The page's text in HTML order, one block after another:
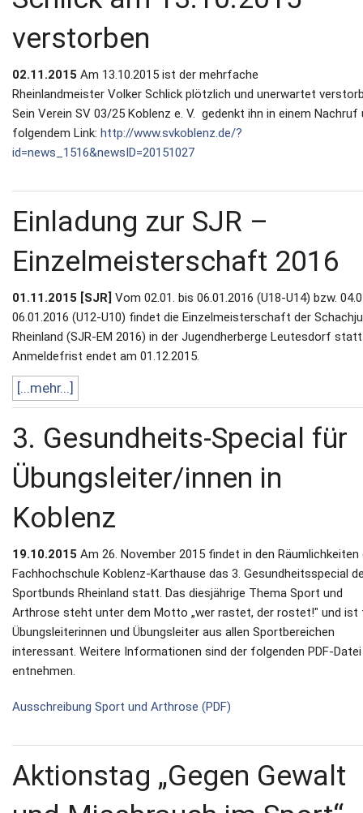
verstorben
02.11.2015 Am 13.10.2015 ist der mehrfache
Rheinlandmeister Volker Schlick plötzlich und unerwartet
Sein Verein SV 03/25 Koblenz e. V. gedenkt ihn in einem Nachruf
folgendem Link: http://www.svkoblenz.de/?
id=news_1516&newsID=20151027
Einladung zur SJR –
Einzelmeisterschaft 2016
01.11.2015 [SJR] Vom 02.01. bis 06.01.2016 (U18-U14) bzw.
06.01.2016 (U12-U10) findet die Einzelmeisterschaft der
Rheinland (SJR-EM 2016) in der Jugendherberge Leutesdorf
Anmeldefrist endet am 01.12.2015.
[...mehr...]
3. Gesundheits-Special für
Übungsleiter/innen in
Koblenz
19.10.2015 Am 26. November 2015 findet in den Räumlichkeiten
Fachhochschule Koblenz-Karthause das 3. Gesundheitsspecial
Sportbunds Rheinland statt. Das diesjährige Thema Sport und
Arthrose steht unter dem Motto „wer rastet, der rostet!" und ist
Übungsleiterinnen und Übungsleiter aus allen Sportbereichen
interessant. Weitere Informationen sind der folgenden PDF-
entnehmen.
Ausschreibung Sport und Arthrose (PDF)
Aktionstag „Gegen Gewalt